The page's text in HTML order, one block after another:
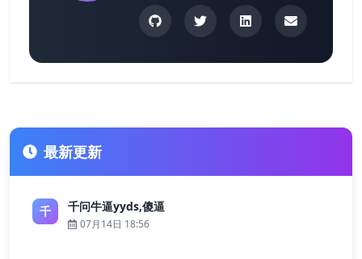
最新更新
千 千问牛逼yyds,傻逼
07月14日 18:56